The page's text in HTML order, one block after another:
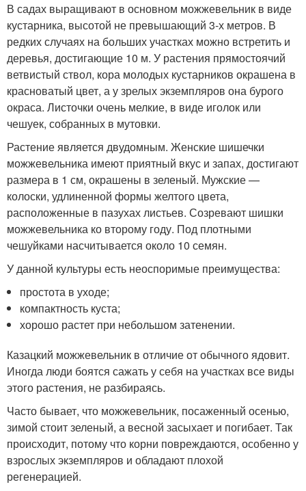
В садах выращивают в основном можжевельник в виде
кустарника, высотой не превышающий 3-х метров. В
редких случаях на больших участках можно встретить и
деревья, достигающие 10 м. У растения прямостоячий
ветвистый ствол, кора молодых кустарников окрашена в
красноватый цвет, а у зрелых экземпляров она бурого
окраса. Листочки очень мелкие, в виде иголок или
чешуек, собранных в мутовки.
Растение является двудомным. Женские шишечки
можжевельника имеют приятный вкус и запах, достигают
размера в 1 см, окрашены в зеленый. Мужские —
колоски, удлиненной формы желтого цвета,
расположенные в пазухах листьев. Созревают шишки
можжевельника ко второму году. Под плотными
чешуйками насчитывается около 10 семян.
У данной культуры есть неоспоримые преимущества:
простота в уходе;
компактность куста;
хорошо растет при небольшом затенении.
Казацкий можжевельник в отличие от обычного ядовит.
Иногда люди боятся сажать у себя на участках все виды
этого растения, не разбираясь.
Часто бывает, что можжевельник, посаженный осенью,
зимой стоит зеленый, а весной засыхает и погибает. Так
происходит, потому что корни повреждаются, особенно у
взрослых экземпляров и обладают плохой
регенерацией.